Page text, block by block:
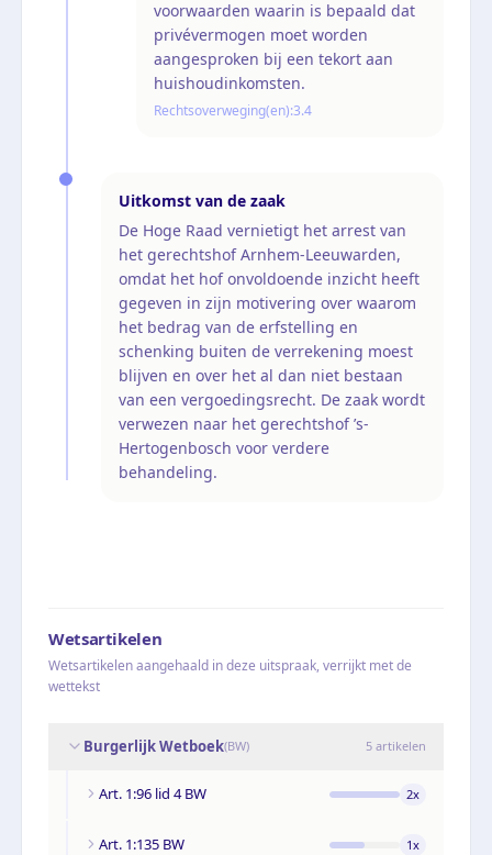
voorwaarden waarin is bepaald dat
privévermogen moet worden
aangesproken bij een tekort aan
huishoudinkomsten.
Rechtsoverweging(en):3.4
Uitkomst van de zaak
De Hoge Raad vernietigt het arrest van
het gerechtshof Arnhem-Leeuwarden,
omdat het hof onvoldoende inzicht heeft
gegeven in zijn motivering over waarom
het bedrag van de erfstelling en
schenking buiten de verrekening moest
blijven en over het al dan niet bestaan
van een vergoedingsrecht. De zaak wordt
verwezen naar het gerechtshof ’s-
Hertogenbosch voor verdere
behandeling.
Wetsartikelen
Wetsartikelen aangehaald in deze uitspraak, verrijkt met de
wettekst
Burgerlijk Wetboek(BW) 5 artikelen
Art. 1:96 lid 4 BW 2x
Art. 1:135 BW 1x